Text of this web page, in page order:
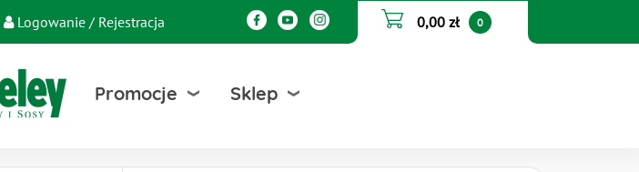
Logowanie / Rejestracja 0,00 zł 0
Promocje Sklep